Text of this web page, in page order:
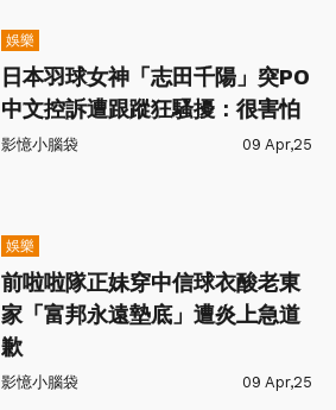
娛樂
日本羽球女神「志田千陽」突PO
中文控訴遭跟蹤狂騷擾：很害怕
影憶小腦袋 09 Apr,25
娛樂
前啦啦隊正妹穿中信球衣酸老東
家「富邦永遠墊底」遭炎上急道
歉
影憶小腦袋 09 Apr,25